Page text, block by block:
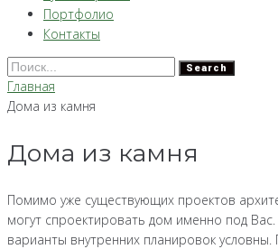
Портфолио
Контакты
Search
Главная
Дома из камня
Дома из камня
Помимо уже существующих проектов
могут спроектировать дом именно под
варианты внутренних планировок условны.